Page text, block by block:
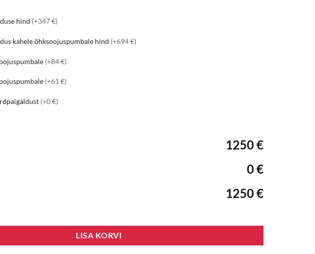
hind (+347 €)
kahele õhksoojuspumbale hind (+694 €)
(+84 €)
(+61 €)
(+0 €)
1250 €
0 €
1250 €
LISA KORVI